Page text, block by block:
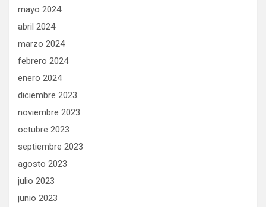
mayo 2024
abril 2024
marzo 2024
febrero 2024
enero 2024
diciembre 2023
noviembre 2023
octubre 2023
septiembre 2023
agosto 2023
julio 2023
junio 2023